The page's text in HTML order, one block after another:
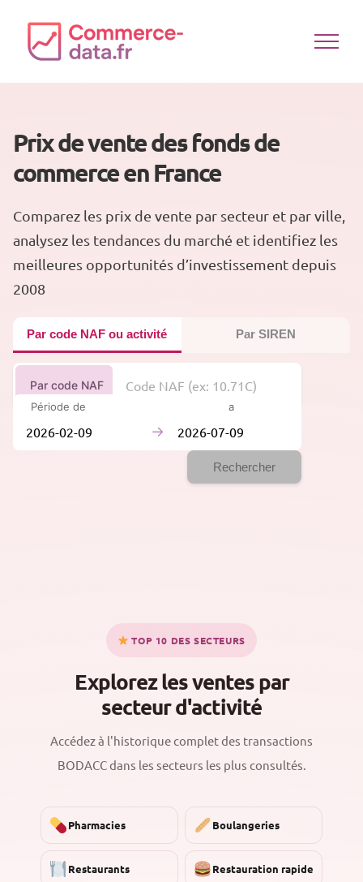
contenu
Prix de vente des fonds de
commerce en France
Comparez les prix de vente par secteur et par ville,
analysez les tendances du marché et identifiez les
meilleures opportunités d’investissement depuis
2008
Par code NAF ou activité Par SIREN
Par code NAF
Période de à
→
Rechercher
TOP 10 DES SECTEURS
Explorez les ventes par
secteur d'activité
Accédez à l'historique complet des transactions
BODACC dans les secteurs les plus consultés.
Pharmacies Boulangeries
Restaurants Restauration rapide